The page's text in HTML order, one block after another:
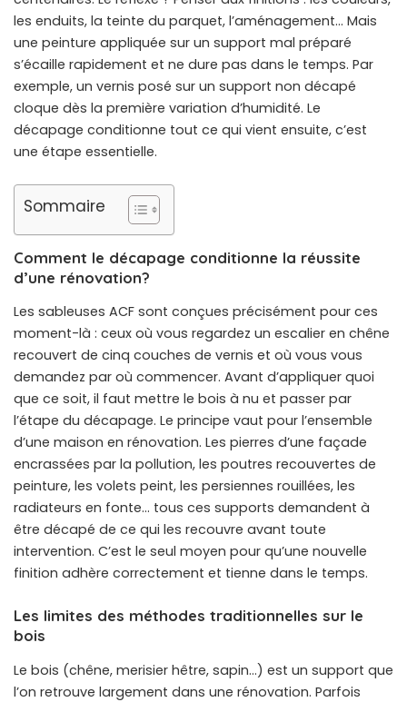
les enduits, la teinte du parquet, l’aménagement… Mais
une peinture appliquée sur un support mal préparé
s’écaille rapidement et ne dure pas dans le temps. Par
exemple, un vernis posé sur un support non décapé
cloque dès la première variation d’humidité. Le
décapage conditionne tout ce qui vient ensuite, c’est
une étape essentielle.
Sommaire
Comment le décapage conditionne la réussite
d’une rénovation?
Les sableuses ACF sont conçues précisément pour ces
moment-là : ceux où vous regardez un escalier en chêne
recouvert de cinq couches de vernis et où vous vous
demandez par où commencer. Avant d’appliquer quoi
que ce soit, il faut mettre le bois à nu et passer par
l’étape du décapage. Le principe vaut pour l’ensemble
d’une maison en rénovation. Les pierres d’une façade
encrassées par la pollution, les poutres recouvertes de
peinture, les volets peint, les persiennes rouillées, les
radiateurs en fonte… tous ces supports demandent à
être décapé de ce qui les recouvre avant toute
intervention. C’est le seul moyen pour qu’une nouvelle
finition adhère correctement et tienne dans le temps.
Les limites des méthodes traditionnelles sur le
bois
Le bois (chêne, merisier hêtre, sapin…) est un support que
l’on retrouve largement dans une rénovation. Parfois